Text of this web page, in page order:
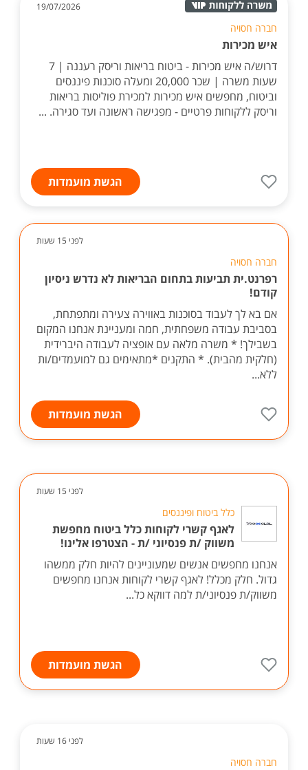
19/07/2026
חברה חסויה
איש מכירות
דרוש/ה איש מכירות - ביטוח בריאות וריסק רעננה | 7
שעות משרה | שכר 20,000 ומעלה סוכנות פיננסים
וביטוח, מחפשים איש מכירות למכירת פוליסות בריאות
וריסק ללקוחות פרטיים - מפגישה ראשונה ועד סגירה. ...
הגשת מועמדות
לפני 15 שעות
חברה חסויה
רפרנט.ית תביעות בתחום הבריאות לא נדרש ניסיון
קודם!
אם בא לך לעבוד בסוכנות באווירה צעירה ומתפתחת,
בסביבת עבודה משפחתית, חמה ומעניינת אנחנו המקום
בשבילך! * משרה מלאה עם אופציה לעבודה היברידית
(חלקית מהבית). * התקנים *מתאימים גם למועמדים/ות
ללא...
הגשת מועמדות
לפני 15 שעות
כלל ביטוח ופיננסים
לאגף קשרי לקוחות כלל ביטוח מחפשת
משווק /ת פנסיוני /ת - הצטרפו אלינו!
אנחנו מחפשים אנשים שמעוניינים להיות חלק ממשהו
גדול. חלק מכלל! לאגף קשרי לקוחות אנחנו מחפשים
משווק/ת פנסיוני/ת למה דווקא כל...
הגשת מועמדות
לפני 16 שעות
חברה חסויה